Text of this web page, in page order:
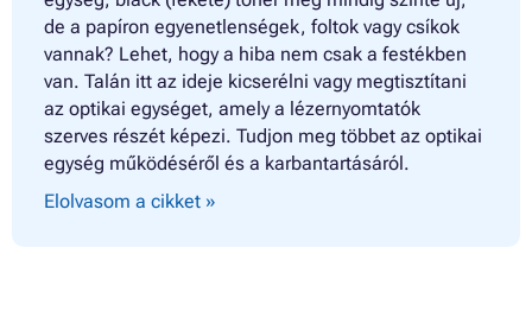
de a papíron egyenetlenségek, foltok vagy csíkok
vannak? Lehet, hogy a hiba nem csak a festékben
van. Talán itt az ideje kicserélni vagy megtisztítani
az optikai egységet, amely a lézernyomtatók
szerves részét képezi. Tudjon meg többet az optikai
egység működéséről és a karbantartásáról.
Elolvasom a cikket »